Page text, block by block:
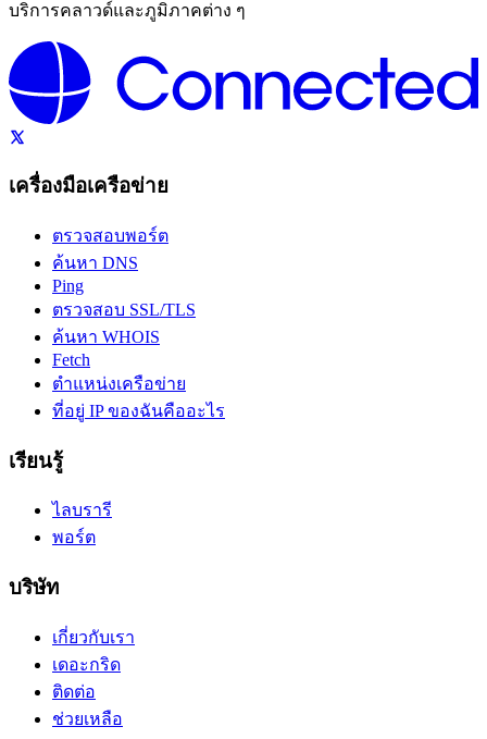
บริการคลาวด์และภูมิภาคต่าง ๆ
เครื่องมือเครือข่าย
ตรวจสอบพอร์ต
ค้นหา DNS
Ping
ตรวจสอบ SSL/TLS
ค้นหา WHOIS
Fetch
ตำแหน่งเครือข่าย
ที่อยู่ IP ของฉันคืออะไร
เรียนรู้
ไลบรารี
พอร์ต
บริษัท
เกี่ยวกับเรา
เดอะกริด
ติดต่อ
ช่วยเหลือ